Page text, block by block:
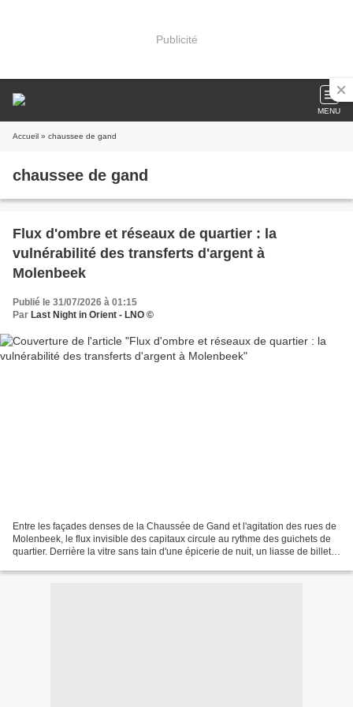
Publicité
MENU
Accueil » chaussee de gand
chaussee de gand
​Flux d'ombre et réseaux de quartier : la
vulnérabilité des transferts d'argent à
Molenbeek
Publié le 31/07/2026 à 01:15
Par Last Night in Orient - LNO ©
​Entre les façades denses de la Chaussée de Gand et l'agitation des rues de
Molenbeek, le flux invisible des capitaux circule au rythme des guichets de
quartier. Derrière la vitre sans tain d'une épicerie de nuit, un liasse de billets